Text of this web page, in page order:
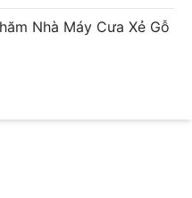
Nhà Máy Cưa Xẻ Gỗ